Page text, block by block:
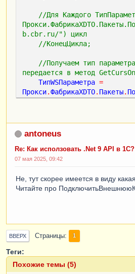
//Для Каждого
b.cbr.ru/") цикл
//КонецЦикла;
//Получаем тип
передается в метод
ТипWSПараметра =
Прокси.ФабрикаXDTO. Пакеты.
//Создаем параметр на
WSПараметр
=
Прокси.ФабрикаXDTO
//Вызываем метод веб-
//Перебираем таблицу
// добавляем в таблицу
заполняем соответствующими
antoneus
Re: Как исползовать .Net 9 API в 1С?
07 мая 2025, 09:42
Не, тут скорее имеется в виду
Читайте про
ВВЕРХ Страницы 1
Теги:
Похожие темы (5)